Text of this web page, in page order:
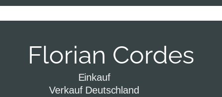
Florian Cordes
Einkauf
Verkauf Deutschland